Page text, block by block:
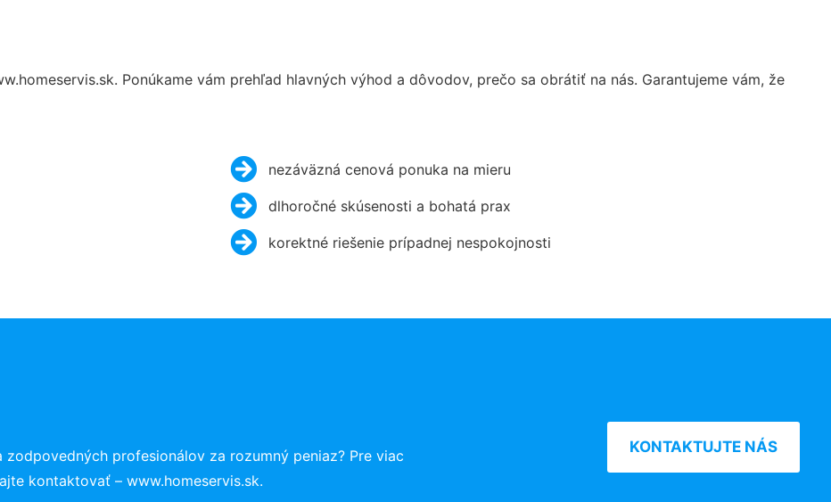
Ponúkame vám prehľad hlavných výhod a dôvodov, prečo sa obrátiť na nás. Garantujeme vám, že
nezáväzná cenová ponuka na mieru
dlhoročné skúsenosti a bohatá prax
korektné riešenie prípadnej nespokojnosti
zodpovedných profesionálov za rozumný peniaz? Pre viac
kontaktovať – www.homeservis.sk.
KONTAKTUJTE NÁS